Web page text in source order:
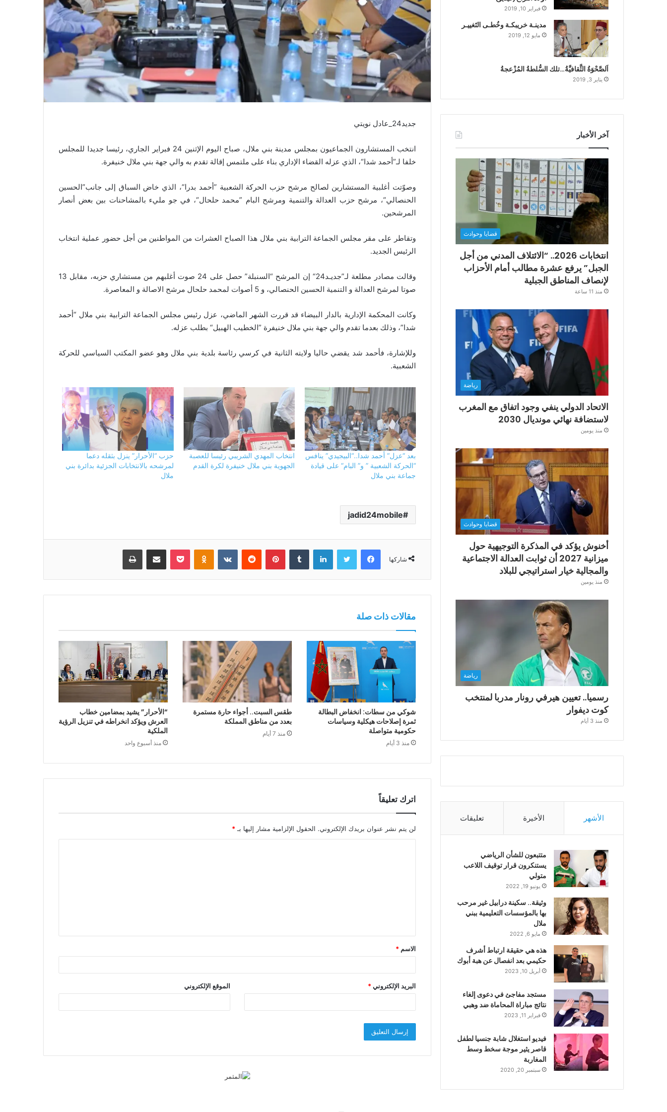
جديد24_عادل نويتي
انتخب المستشارون الجماعيون بمجلس مدينة بني ملال، صباح اليوم الإثنين 24 فبراير الجاري، رئيسا جديدا للمجلس
خلفا لـ”أحمد شدا“، الذي عزله القضاء الإداري بناء على ملتمس إقالة تقدم به والي جهة بني ملال خنيفرة.
وصوّتت أغلبية المستشارين لصالح مرشح حزب الحركة الشعبية ”أحمد بدرا“، الذي خاض السباق إلى جانب”الحسين
الحنصالي“، مرشح حزب العدالة والتنمية ومرشح البام ”محمد حلحال“، في جو مليء بالمشاحنات بين بعض أنصار
المرشحين.
وتقاطر على مقر مجلس الجماعة الترابية بني ملال هذا الصباح العشرات من المواطنين من أجل حضور عملية انتخاب
الرئيس الجديد.
وقالت مصادر مطلعة لـ”جديـد24“ إن المرشح “السنبلة” حصل على 24 صوت أغلبهم من مستشاري حزبه، مقابل 13
صوتا لمرشح العدالة و التنمية الحسين الحنصالي، و 5 أصوات لمحمد حلحال مرشح الاصالة و المعاصرة.
وكانت المحكمة الإدارية بالدار البيضاء قد قررت الشهر الماضي، عزل رئيس مجلس الجماعة الترابية بني ملال “أحمد
شدا”، وذلك بعدما تقدم والي جهة بني ملال خنيفرة ”الخطيب الهبيل“ بطلب عزله.
وللإشارة، فأحمد شد يقضي حاليا ولايته الثانية في كرسي رئاسة بلدية بني ملال وهو عضو المكتب السياسي للحركة
الشعبية.
بعد “عزل” أحمد شدا..“البيجيدي” ينافس
“الحركة الشعبية ” و” البام“ على قيادة
جماعة بني ملال
انتخاب المهدي الشريبي رئيسا للعصبة
الجهوية بني ملال خنيفرة لكرة القدم
حزب “الأحرار” ينزل بثقله دعما
لمرشحه بالانتخابات الجزئية بدائرة بني
ملال
jadid24mobile
شاركها
فيسبوك تويتر لينكدإن بينتيريست Odnoklassniki
بوكيت مشاركة عبر البريد طباعة
مقالات ذات صلة
شوكي من سطات: انخفاض البطالة
ثمرة إصلاحات هيكلية وسياسات
حكومية متواصلة
منذ 3 أيام
طقس السبت.. أجواء حارة مستمرة
بعدد من مناطق المملكة
منذ 7 أيام
“الأحرار” يشيد بمضامين خطاب
العرش ويؤكد انخراطه في تنزيل الرؤية
الملكية
منذ أسبوع واحد
اترك تعليقاً
لن يتم نشر عنوان بريدك الإلكتروني. الحقول الإلزامية مشار إليها بـ*
ق
*
الاسم *
البريد الإلكتروني* الموقع الإلكتروني
فبراير 10, 2019
مدينـة خريبكـة وخُطـى التَغييـر
مايو 12, 2019
اَلصَّحْوَةُ الثَّقافيَّةُ…تلك السُّلطةُ المُزْعجةُ
يناير 3, 2019
آخر الأخبار
قضايا وحوادث
انتخابات 2026.. “الائتلاف المدني من أجل
الجبل” يرفع عشرة مطالب أمام الأحزاب
لإنصاف المناطق الجبلية
منذ 11 ساعة
رياضة
الاتحاد الدولي ينفي وجود اتفاق مع المغرب
لاستضافة نهائي مونديال 2030
منذ يومين
قضايا وحوادث
أخنوش يؤكد في المذكرة التوجيهية حول
ميزانية 2027 أن ثوابت العدالة الاجتماعية
والمجالية خيار استراتيجي للبلاد
منذ يومين
رياضة
رسميا.. تعيين هيرفي رونار مدربا لمنتخب
كوت ديفوار
منذ 3 أيام
الأشهر الأخيرة تعليقات
متتبعون للشأن الرياضي
يستنكرون قرار توقيف اللاعب
متولي
يونيو 19, 2022
وثيقة.. سكينة درابيل غير مرحب
بها بالمؤسسات التعليمية ببني
ملال
مايو 6, 2022
هذه هي حقيقة ارتباط أشرف
حكيمي بعد انفصال عن هبة أبوك
أبريل 10, 2023
مستجد مفاجئ في دعوى إلغاء
نتائج مباراة المحاماة ضد وهبي
فبراير 11, 2023
فيديو استغلال شابة جنسيا لطفل
قاصر يثير موجة سخط وسط
المغاربة
سبتمبر 20, 2020